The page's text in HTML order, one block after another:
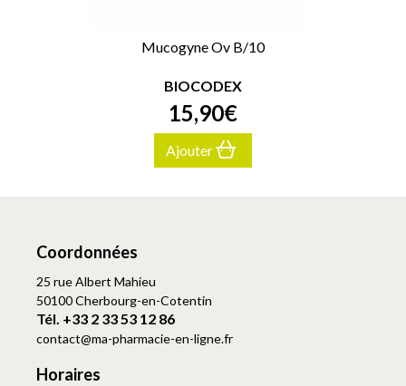
Mucogyne Ov B/10
BIOCODEX
15,90€
Ajouter
Coordonnées
25 rue Albert Mahieu
50100 Cherbourg-en-Cotentin
Tél. +33 2 33 53 12 86
contact@ma-pharmacie-en-ligne.fr
Horaires